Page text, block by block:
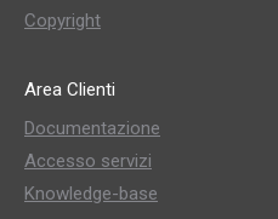
Copyright
Area Clienti
Documentazione
Accesso servizi
Knowledge-base